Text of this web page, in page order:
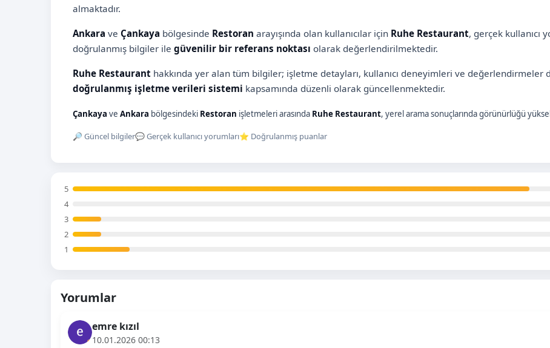
almaktadır.
Ankara ve Çankaya bölgesinde Restoran arayışında olan kullanıcılar için Ruhe Restaurant, gerçek kullanıcı
doğrulanmış bilgiler ile güvenilir bir referans noktası olarak değerlendirilmektedir.
Ruhe Restaurant hakkında yer alan tüm bilgiler; işletme detayları, kullanıcı deneyimleri ve değerlendirmeler
doğrulanmış işletme verileri sistemi kapsamında düzenli olarak güncellenmektedir.
Çankaya ve Ankara bölgesindeki Restoran işletmeleri arasında Ruhe Restaurant, yerel arama sonuçlarında görünürlüğü
🔎 Güncel bilgiler💬 Gerçek kullanıcı yorumları⭐ Doğrulanmış puanlar
5
4
3
2
1
Yorumlar
emre kızıl
10.01.2026 00:13